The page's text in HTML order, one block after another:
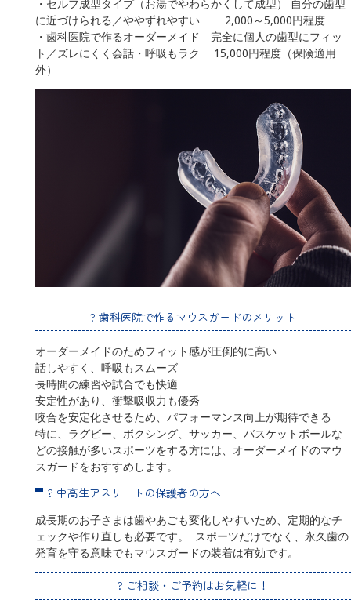
・セルフ成型タイプ（お湯でやわらかくして成型） 自分の歯型
に近づけられる／ややずれやすい 2,000～5,000円程度
・歯科医院で作るオーダーメイド 完全に個人の歯型にフィッ
ト／ズレにくく会話・呼吸もラク 15,000円程度（保険適用
外）
?️ 歯科医院で作るマウスガードのメリット
オーダーメイドのためフィット感が圧倒的に高い
話しやすく、呼吸もスムーズ
長時間の練習や試合でも快適
安定性があり、衝撃吸収力も優秀
咬合を安定化させるため、パフォーマンス向上が期待できる
特に、ラグビー、ボクシング、サッカー、バスケットボールな
どの接触が多いスポーツをする方には、オーダーメイドのマウ
スガードをおすすめします。
? 中高生アスリートの保護者の方へ
成長期のお子さまは歯やあごも変化しやすいため、定期的なチ
ェックや作り直しも必要です。 スポーツだけでなく、永久歯の
発育を守る意味でもマウスガードの装着は有効です。
? ご相談・ご予約はお気軽に！